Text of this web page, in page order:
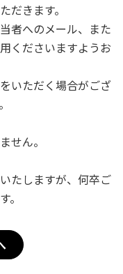
だきます。
者へのメール、また
くださいますようお
いただく場合がござ
せん。
たしますが、何卒ご
。